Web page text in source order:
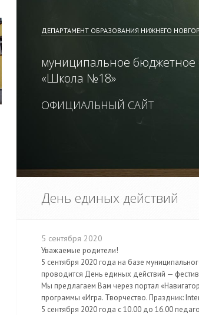
ДЕПАРТАМЕНТ ОБРАЗОВАНИЯ НИЖНЕГО
муниципальное
«Школа №18»
ОФИЦИАЛЬНЫЙ САЙТ
День единых действий
5 сентября 2020
Уважаемые родители!
5 сентября 2020 года на базе
проводится День единых действий —
Мы предлагаем Вам через портал
программы «Игра. Творчество. Праздник:
5 сентября 2020 года с 10.00 до 16.00